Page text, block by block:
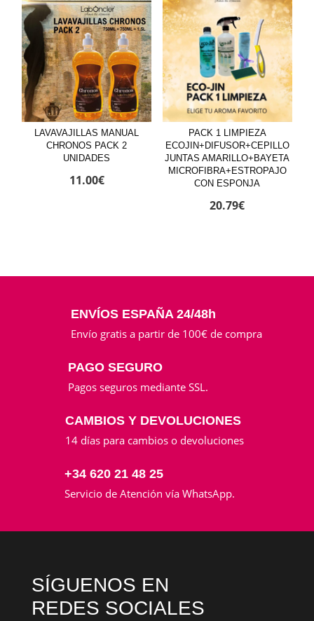
LAVAVAJILLAS MANUAL
CHRONOS PACK 2
UNIDADES
11.00€
PACK 1 LIMPIEZA
ECOJIN+DIFUSOR+CEPILLO
JUNTAS AMARILLO+BAYETA
MICROFIBRA+ESTROPAJO
CON ESPONJA
20.79€
ENVÍOS ESPAÑA 24/48h
Envío gratis a partir de 100€ de compra
PAGO SEGURO
Pagos seguros mediante SSL.
CAMBIOS Y DEVOLUCIONES
14 días para cambios o devoluciones
+34 620 21 48 25
Servicio de Atención vía WhatsApp.
SÍGUENOS EN
REDES SOCIALES